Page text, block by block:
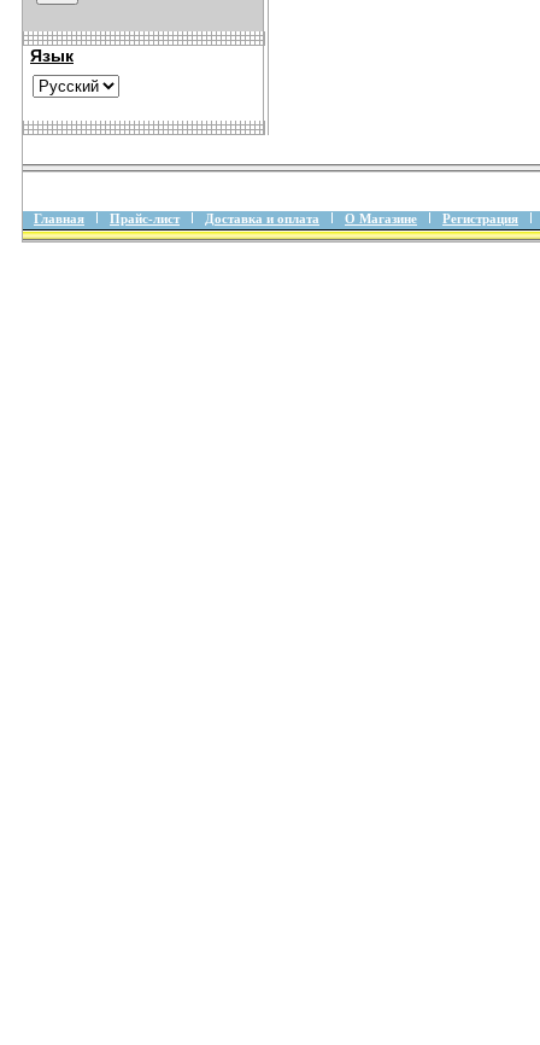
Язык
Главная Прайс-лист Доставка и оплата О Магазине Регистрация